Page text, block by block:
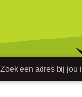
Zoek een adres bij jou